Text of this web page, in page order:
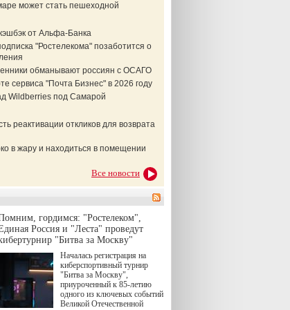
может стать пешеходной
от Альфа-Банка
"Ростелекома" позаботится о
обманывают россиян с ОСАГО
сервиса "Почта Бизнес" в 2026 году
Wildberries под Самарой
реактивации откликов для возврата
в жару и находиться в помещении
Все новости
гордимся: "Ростелеком",
Россия и "Леста" проведут
"Битва за Москву"
Началась регистрация на
киберспортивный турнир
"Битва за Москву",
приуроченный к 85-летию
одного из ключевых событий
Великой Отечественной